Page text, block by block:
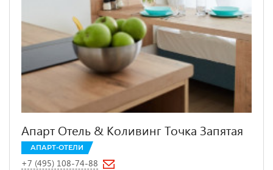
Апарт Отель & Коливинг Точка Запятая
АПАРТ-ОТЕЛИ
+7 (495) 108-74-88